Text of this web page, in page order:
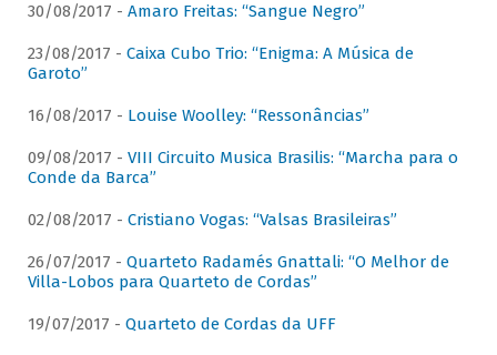
30/08/2017 - Amaro Freitas: “Sangue Negro”
23/08/2017 - Caixa Cubo Trio: “Enigma: A Música de
Garoto”
16/08/2017 - Louise Woolley: “Ressonâncias”
09/08/2017 - VIII Circuito Musica Brasilis: “Marcha para o
Conde da Barca”
02/08/2017 - Cristiano Vogas: “Valsas Brasileiras”
26/07/2017 - Quarteto Radamés Gnattali: “O Melhor de
Villa-Lobos para Quarteto de Cordas”
19/07/2017 - Quarteto de Cordas da UFF